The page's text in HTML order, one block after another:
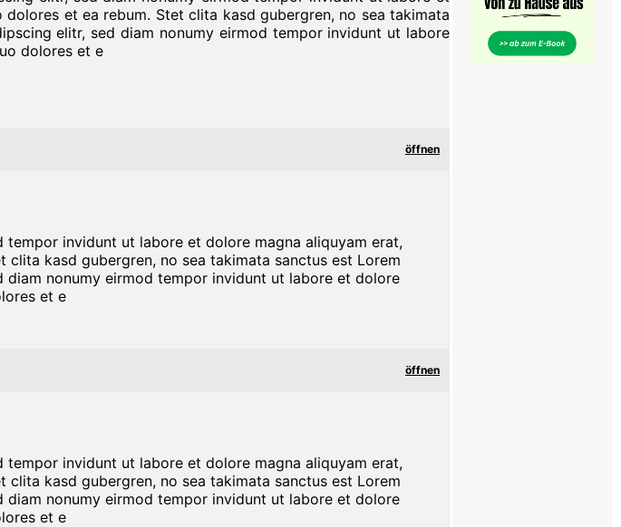
et ea rebum. Stet clita kasd gubergren, no sea takimata
elitr, sed diam nonumy eirmod tempor invidunt ut labore
dolores et e
öffnen
invidunt ut labore et dolore magna aliquyam erat,
kasd gubergren, no sea takimata sanctus est Lorem
nonumy eirmod tempor invidunt ut labore et dolore
et e
öffnen
invidunt ut labore et dolore magna aliquyam erat,
kasd gubergren, no sea takimata sanctus est Lorem
nonumy eirmod tempor invidunt ut labore et dolore
et e